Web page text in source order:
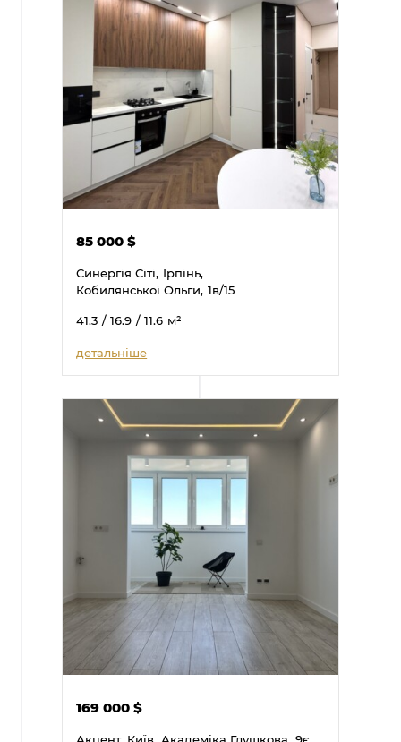
85 000$
Синергія Сіті, Ірпінь,
Кобилянської Ольги, 1в/15
41.3 / 16.9 / 11.6 м²
детальніше
169 000$
Акцент, Київ, Академіка Глушкова, 9є